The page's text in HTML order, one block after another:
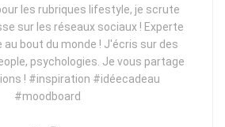
les rubriques lifestyle, je scrute
sur les réseaux sociaux ! Experte
au bout du monde ! J'écris sur des
psychologies. Je vous partage
! #inspiration #idéecadeau
#moodboard